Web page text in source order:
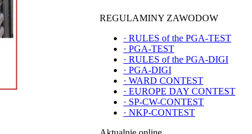
REGULAMINY ZAWODOW
· RULES of the PGA-TEST
· PGA-TEST
· RULES of the PGA-DIGI
· PGA-DIGI
· WARD CONTEST
· EUROPE DAY CONTEST
· SP-CW-CONTEST
· NKP-CONTEST